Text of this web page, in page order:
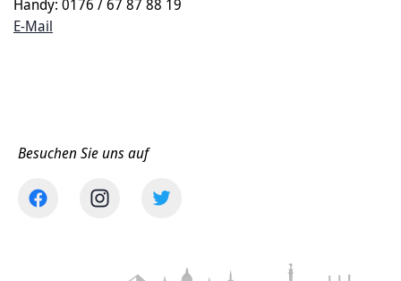
Handy: 0176 / 67 87 88 19
E-Mail
Besuchen Sie uns auf